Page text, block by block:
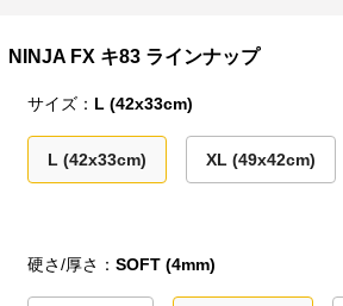
NINJA FX キ83 ラインナップ
サイズ： L (42x33cm)
L (42x33cm) XL (49x42cm)
硬さ/厚さ：SOFT (4mm)